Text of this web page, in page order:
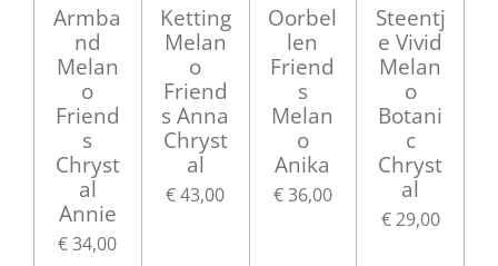
Armba
nd
Melan
o
Friend
s
Chryst
al
Annie
€ 34,00
Ketting
Melan
o
Friend
s Anna
Chryst
al
€ 43,00
Oorbel
len
Friend
s
Melan
o
Anika
€ 36,00
Steentj
e Vivid
Melan
o
Botani
c
Chryst
al
€ 29,00